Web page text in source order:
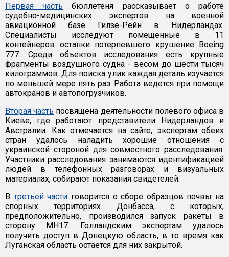
Первая часть бюллетеня рассказывает о работе
судебно-медицинских экспертов на военной
авиационной базе Гилзе-Рейн в Нидерландах.
Специалисты исследуют помещенные в 11
контейнеров останки потерпевшего крушение Boeing
777. Среди объектов исследования есть крупные
фрагменты воздушного судна - весом до шести тысяч
килограммов. Для поиска улик каждая деталь изучается
по меньшей мере пять раз. Работа ведется при помощи
автокранов и автопогрузчиков.
Вторая часть посвящена деятельности полевого офиса в
Киеве, где работают представители Нидерландов и
Австралии. Как отмечается на сайте, экспертам обеих
стран удалось наладить хорошие отношения с
украинской стороной для совместного расследования.
Участники расследования занимаются идентификацией
людей в телефонных разговорах и визуальных
материалах, собирают показания свидетелей.
В третьей части говорится о сборе образцов почвы на
спорных территориях Донбасса, с которых,
предположительно, производился запуск ракеты в
сторону MH17. Голландским экспертам удалось
получить доступ в Донецкую область, в то время как
Луганская область остается для них закрытой.